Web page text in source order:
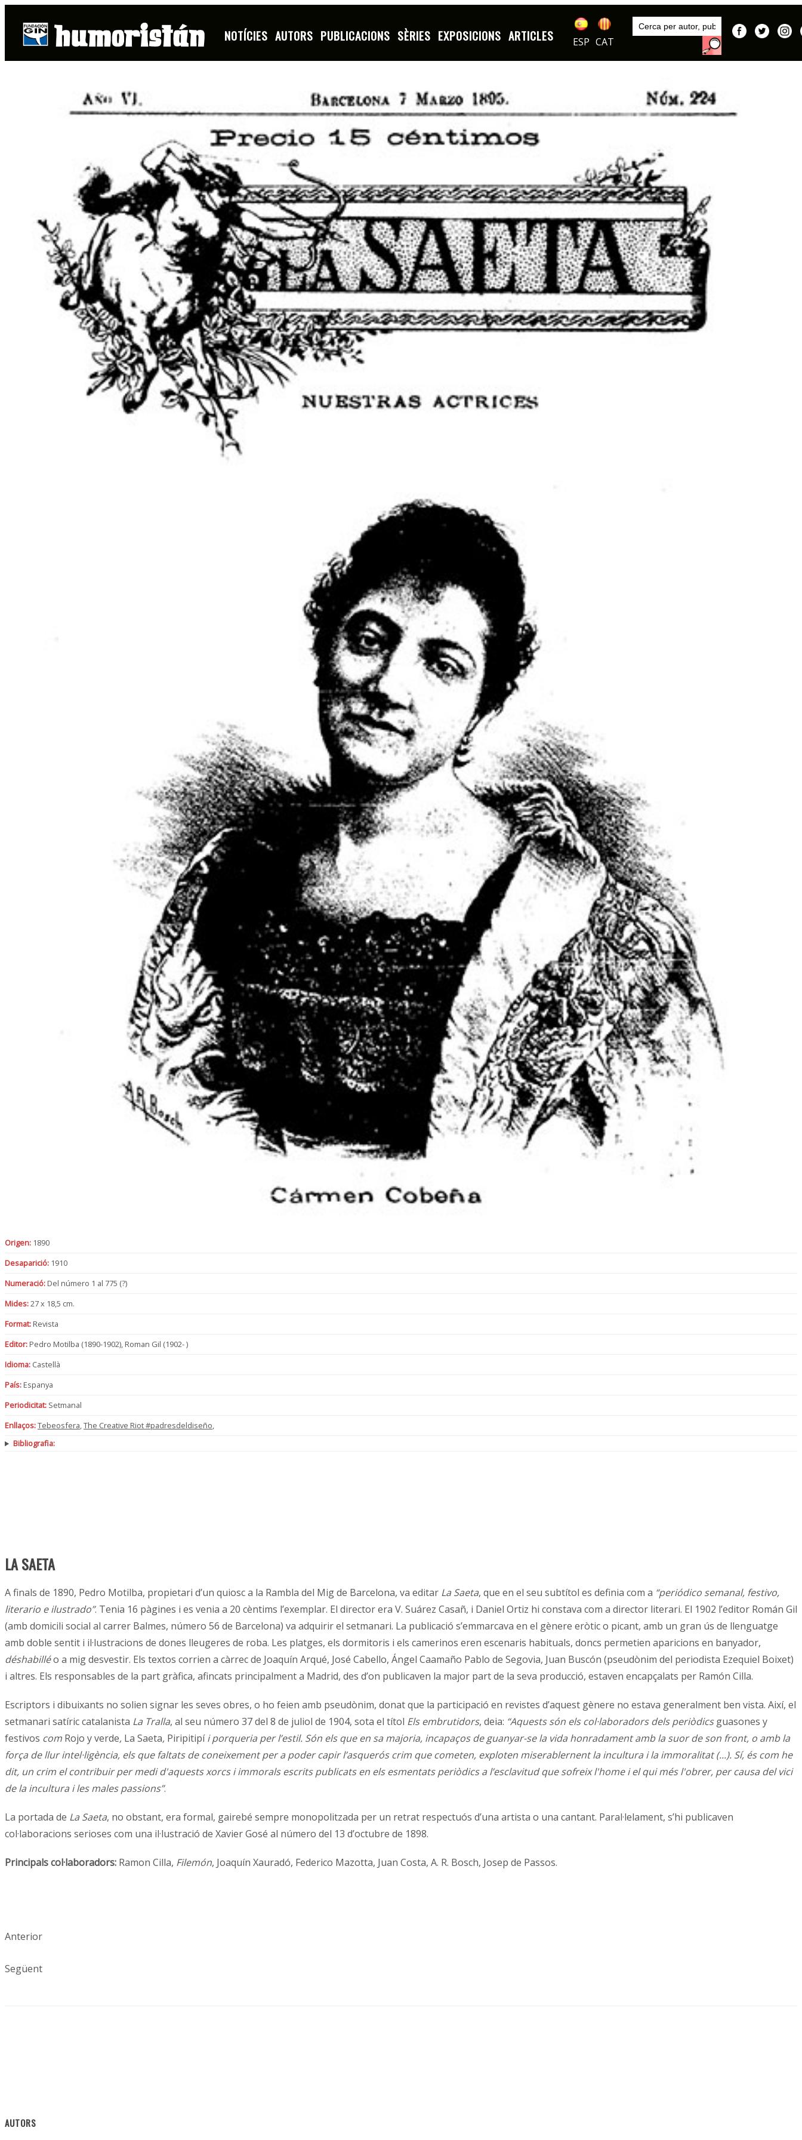
NOTÍCIES AUTORS PUBLICACIONS SÈRIES EXPOSICIONS ARTICLES ESP CAT
Publicacions
FITXA DIBUIXOS
Origen: 1890
Desaparició: 1910
Numeració: Del número 1 al 775 (?)
Mides:27 x 18,5 cm.
Format: Revista
Editor: Pedro Motilba (1890-1902), Roman Gil (1902- )
Idioma: Castellà
País: Espanya
Periodicitat: Setmanal
Enllaços:Tebeosfera,The Creative Riot #padresdeldiseño,
Bibliografia:
LA SAETA
A finals de 1890, Pedro Motilba, propietari d’un quiosc a la Rambla del Mig de Barcelona, va editar La Saeta, que en el seu subtítol es definia com a “periódico semanal, festivo,
literario e ilustrado”. Tenia 16 pàgines i es venia a 20 cèntims l’exemplar. El director era V. Suárez Casañ, i Daniel Ortiz hi constava com a director literari. El 1902 l’editor Román Gil
(amb domicili social al carrer Balmes, número 56 de Barcelona) va adquirir el setmanari. La publicació s’emmarcava en el gènere eròtic o picant, amb un gran ús de llenguatge
amb doble sentit i il·lustracions de dones lleugeres de roba. Les platges, els dormitoris i els camerinos eren escenaris habituals, doncs permetien aparicions en banyador,
déshabilléo a mig desvestir. Els textos corrien a càrrec de Joaquín Arqué, José Cabello, Ángel Caamaño Pablo de Segovia, Juan Buscón (pseudònim del periodista Ezequiel Boixet)
i altres. Els responsables de la part gràfica, afincats principalment a Madrid, des d’on publicaven la major part de la seva producció, estaven encapçalats per Ramón Cilla.
Escriptors i dibuixants no solien signar les seves obres, o ho feien amb pseudònim, donat que la participació en revistes d’aquest gènere no estava generalment ben vista. Així, el
setmanari satíric catalanista La Tralla, al seu número 37 del 8 de juliol de 1904, sota el títol Els embrutidors, deia: “Aquests són els col·laboradors dels periòdicsguasones y
festivos com Rojo y verde, La Saeta, Piripitipíi porqueria per l’estil. Són els que en sa majoria, incapaços de guanyar-se la vida honradament amb la suor de son front, o amb la
força de llur intel·ligència, els que faltats de coneixement per a poder capir l’asquerós crim que cometen, exploten miserablernent la incultura i la immoralitat (...). Sí, és com he
dit, un crim el contribuir per medi d'aquests xorcs i immorals escrits publicats en els esmentats periòdics a l’esclavitud que sofreix l'home i el qui més l'obrer, per causa del vici
de la incultura i les males passions”.
La portada de La Saeta, no obstant, era formal, gairebé sempre monopolitzada per un retrat respectuós d’una artista o una cantant. Paral·lelament, s’hi publicaven
col·laboracions serioses com una il·lustració de Xavier Gosé al número del 13 d’octubre de 1898.
Principalscol·laboradors: Ramon Cilla, Filemón, Joaquín Xauradó, Federico Mazotta, Juan Costa, A. R. Bosch, Josep de Passos.
Anterior
Següent
AUTORS